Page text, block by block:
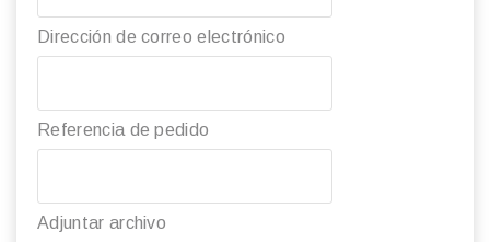
Dirección de correo electrónico
Referencia de pedido
Adjuntar archivo